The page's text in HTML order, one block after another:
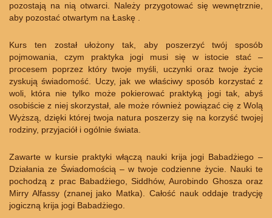
pozostają na nią otwarci. Należy przygotować się wewnętrznie,
aby pozostać otwartym na Łaskę .
Kurs ten został ułożony tak, aby poszerzyć twój sposób
pojmowania, czym praktyka jogi musi się w istocie stać –
procesem poprzez który twoje myśli, uczynki oraz twoje życie
zyskują świadomość. Uczy, jak we właściwy sposób korzystać z
woli, która nie tylko może pokierować praktyką jogi tak, abyś
osobiście z niej skorzystał, ale może również powiązać cię z Wolą
Wyższą, dzięki której twoja natura poszerzy się na korzyść twojej
rodziny, przyjaciół i ogólnie świata.
Zawarte w kursie praktyki włączą nauki krija jogi Babadżiego –
Działania ze Świadomością – w twoje codzienne życie. Nauki te
pochodzą z prac Babadżiego, Siddhów, Aurobindo Ghosza oraz
Mirry Alfassy (znanej jako Matka). Całość nauk oddaje tradycję
jogiczną krija jogi Babadżiego.